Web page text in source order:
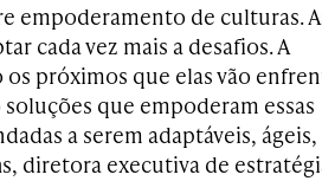
empoderamento de culturas.
cada vez mais a desafios. A
próximos que elas vão
que empoderam essas
a serem adaptáveis, ágeis,
diretora executiva de